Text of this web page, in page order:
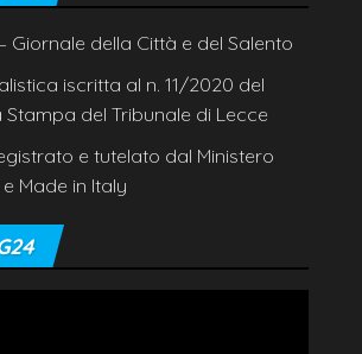
– Giornale della Città e del Salento
iscritta al n. 11/2020 del
Stampa del Tribunale di Lecce
e tutelato dal Ministero
Made in Italy